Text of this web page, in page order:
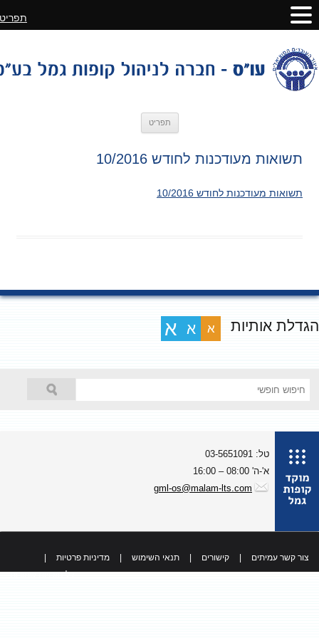
תפריט
תשואות מעודכנות לחודש 10/2016
תשואות מעודכנות לחודש 10/2016
אותיות א א א
טל: 03-5651091
א'-ה' 08:00 – 16:00
gml-os@malam-lts.com
צור קשר עמיתים קישורים תנאי השימוש מדיניות פרטיות
כל הזכויות שמורות
תפריט